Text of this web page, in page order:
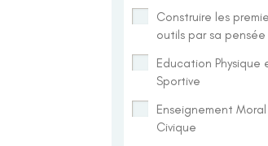
Construire les
outils par sa pensée
Education Physique
Sportive
Enseignement
Civique